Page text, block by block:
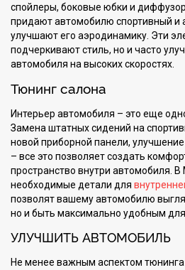
спойлеры, боковые юбки и
придают автомобилю спортивный и
улучшают его аэродинамику. Эти
подчеркивают стиль, но и часто
автомобиля на высоких скоростях.
Тюнинг салона
Интерьер автомобиля – это еще
Замена штатных сидений на
новой приборной панели,
– все это позволяет создать
пространство внутри автомобиля. В
необходимые детали для
позволят вашему автомобилю
но и быть максимально удобным
УЛУЧШИТЬ АВТОМОБИЛЬ
Не менее важным аспектом